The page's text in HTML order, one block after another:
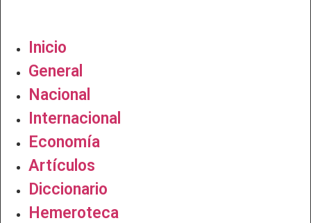
Inicio
General
Nacional
Internacional
Economía
Artículos
Diccionario
Hemeroteca